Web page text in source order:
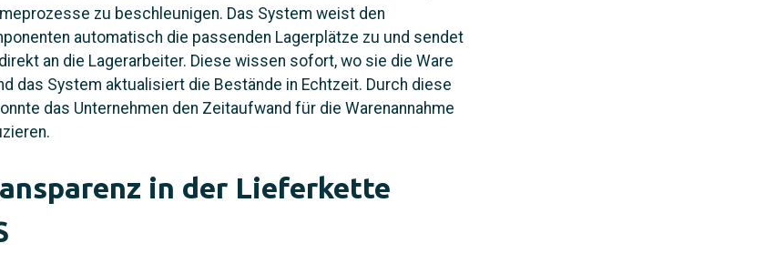
zu beschleunigen. Das System weist den
automatisch die passenden Lagerplätze zu und sendet
an die Lagerarbeiter. Diese wissen sofort, wo sie die Ware
das System aktualisiert die Bestände in Echtzeit. Durch diese
das Unternehmen den Zeitaufwand für die Warenannahme
in der Lieferkette